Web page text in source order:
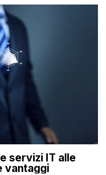
servizi IT alle
vantaggi